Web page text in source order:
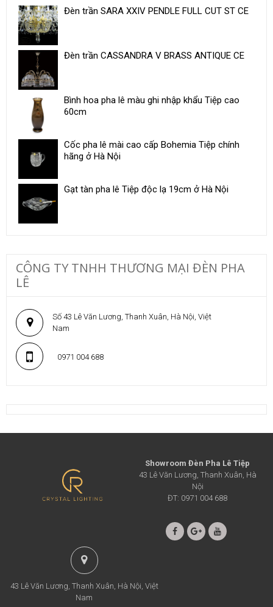
Đèn trần SARA XXIV PENDLE FULL CUT ST CE
Đèn trần CASSANDRA V BRASS ANTIQUE CE
Bình hoa pha lê màu ghi nhập khẩu Tiệp cao
60cm
Cốc pha lê mài cao cấp Bohemia Tiệp chính
hãng ở Hà Nội
Gạt tàn pha lê Tiệp độc lạ 19cm ở Hà Nội
CÔNG TY TNHH THƯƠNG MẠI ĐÈN PHA
LÊ
Số 43 Lê Văn Lương, Thanh Xuân, Hà Nội, Việt
Nam
0971 004 688
Showroom Đèn Pha Lê Tiệp
43 Lê Văn Lương, Thanh Xuân, Hà
Nội
ĐT: 0971 004 688
43 Lê Văn Lương, Thanh Xuân, Hà Nội, Việt
Nam